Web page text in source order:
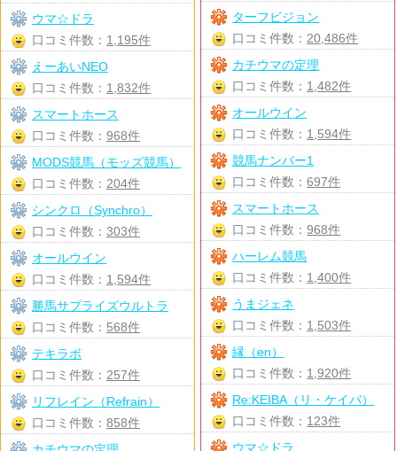
ターフビジョン
口コミ件数： 20,486件
カチウマの定理
口コミ件数： 1,482件
オールウイン
口コミ件数： 1,594件
競馬ナンバー1
口コミ件数：697件
スマートホース
口コミ件数：968件
ハーレム競馬
口コミ件数： 1,400件
うまジェネ
口コミ件数： 1,503件
縁（en）
口コミ件数： 1,920件
Re:KEIBA（リ・ケイバ）
口コミ件数： 123件
ウマ☆ドラ
ウマ☆ドラ
口コミ件数： 1,195件
えーあいNEO
口コミ件数： 1,832件
スマートホース
口コミ件数： 968件
MODS競馬（モッズ競馬）
口コミ件数： 204件
シンクロ（Synchro）
口コミ件数： 303件
オールウイン
口コミ件数： 1,594件
勝馬サプライズウルトラ
口コミ件数： 568件
テキラボ
口コミ件数： 257件
リフレイン（Refrain）
口コミ件数： 858件